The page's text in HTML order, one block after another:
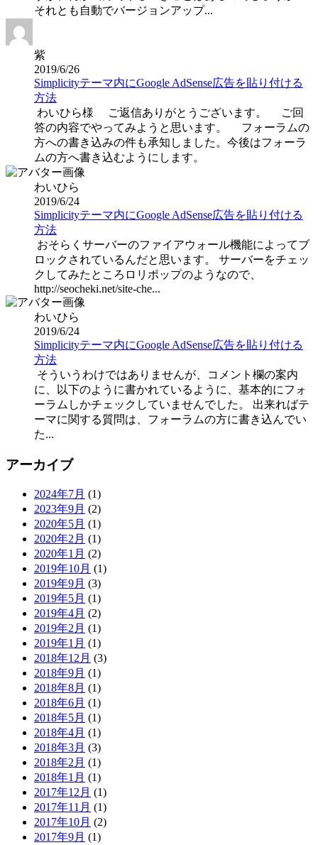
それとも自動でバージョンアップ...
紫
2019/6/26
Simplicityテーマ内にGoogle AdSense広告を貼り付ける
方法
わいひら様 ご返信ありがとうございます。 ご回
答の内容でやってみようと思います。 フォーラムの
方への書き込みの件も承知しました。今後はフォーラ
ムの方へ書き込むようにします。
わいひら
2019/6/24
Simplicityテーマ内にGoogle AdSense広告を貼り付ける
方法
おそらくサーバーのファイアウォール機能によってブ
ロックされているんだと思います。 サーバーをチェッ
クしてみたところロリポップのようなので、
http://seocheki.net/site-che...
わいひら
2019/6/24
Simplicityテーマ内にGoogle AdSense広告を貼り付ける
方法
そういうわけではありませんが、コメント欄の案内
に、以下のように書かれているように、基本的にフォ
ーラムしかチェックしていませんでした。 出来ればテ
ーマに関する質問は、フォーラムの方に書き込んでい
た...
アーカイブ
2024年7月 (1)
2023年9月 (2)
2020年5月 (1)
2020年2月 (1)
2020年1月 (2)
2019年10月 (1)
2019年9月 (3)
2019年5月 (1)
2019年4月 (2)
2019年2月 (1)
2019年1月 (1)
2018年12月 (3)
2018年9月 (1)
2018年8月 (1)
2018年6月 (1)
2018年5月 (1)
2018年4月 (1)
2018年3月 (3)
2018年2月 (1)
2018年1月 (1)
2017年12月 (1)
2017年11月 (1)
2017年10月 (2)
2017年9月 (1)